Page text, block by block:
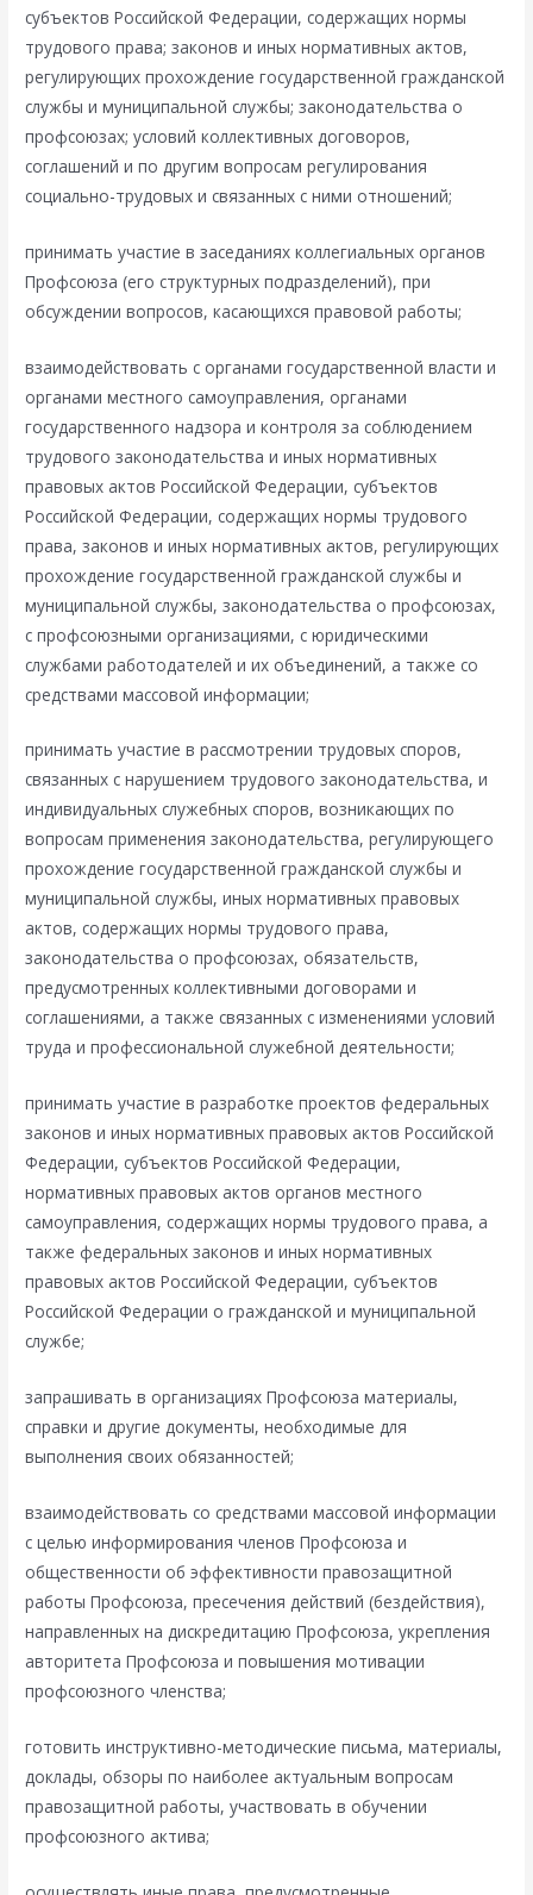
субъектов Российской Федерации, содержащих нормы
трудового права; законов и иных нормативных актов,
регулирующих прохождение государственной гражданской
службы и муниципальной службы; законодательства о
профсоюзах; условий коллективных договоров,
соглашений и по другим вопросам регулирования
социально-трудовых и связанных с ними отношений;
принимать участие в заседаниях коллегиальных органов
Профсоюза (его структурных подразделений), при
обсуждении вопросов, касающихся правовой работы;
взаимодействовать с органами государственной власти и
органами местного самоуправления, органами
государственного надзора и контроля за соблюдением
трудового законодательства и иных нормативных
правовых актов Российской Федерации, субъектов
Российской Федерации, содержащих нормы трудового
права, законов и иных нормативных актов, регулирующих
прохождение государственной гражданской службы и
муниципальной службы, законодательства о профсоюзах,
с профсоюзными организациями, с юридическими
службами работодателей и их объединений, а также со
средствами массовой информации;
принимать участие в рассмотрении трудовых споров,
связанных с нарушением трудового законодательства, и
индивидуальных служебных споров, возникающих по
вопросам применения законодательства, регулирующего
прохождение государственной гражданской службы и
муниципальной службы, иных нормативных правовых
актов, содержащих нормы трудового права,
законодательства о профсоюзах, обязательств,
предусмотренных коллективными договорами и
соглашениями, а также связанных с изменениями условий
труда и профессиональной служебной деятельности;
принимать участие в разработке проектов федеральных
законов и иных нормативных правовых актов Российской
Федерации, субъектов Российской Федерации,
нормативных правовых актов органов местного
самоуправления, содержащих нормы трудового права, а
также федеральных законов и иных нормативных
правовых актов Российской Федерации, субъектов
Российской Федерации о гражданской и муниципальной
службе;
запрашивать в организациях Профсоюза материалы,
справки и другие документы, необходимые для
выполнения своих обязанностей;
взаимодействовать со средствами массовой информации
с целью информирования членов Профсоюза и
общественности об эффективности правозащитной
работы Профсоюза, пресечения действий (бездействия),
направленных на дискредитацию Профсоюза, укрепления
авторитета Профсоюза и повышения мотивации
профсоюзного членства;
готовить инструктивно-методические письма, материалы,
доклады, обзоры по наиболее актуальным вопросам
правозащитной работы, участвовать в обучении
профсоюзного актива;